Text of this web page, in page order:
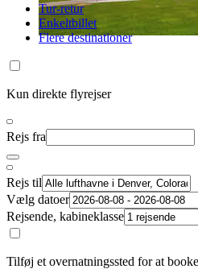
Tur-retur
Enkeltbillet
Flere destinationer
Kun direkte flyrejser
Rejs fra
Rejs til
Vælg datoer
Rejsende, kabineklasse
Tilføj et overnatningssted for at